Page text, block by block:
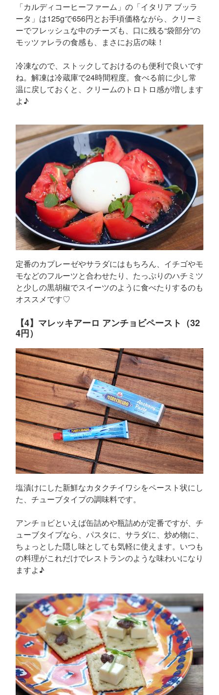
「カルディコーヒーファーム」の「イタリア ブッラ
ータ」は125gで656円とお手頃価格ながら、クリーミ
ーでフレッシュな中のチーズも、口に残る“袋部分”の
モッツァレラの食感も、まさにお店の味！
冷凍なので、ストックしておけるのも便利で良いです
ね。解凍は冷蔵庫で24時間程度。食べる前に少し常
温に戻しておくと、クリームのトロトロ感が増します
よ♪
定番のカプレーゼやサラダにはもちろん、イチゴやモ
モなどのフルーツと合わせたり、たっぷりのハチミツ
と少しの黒胡椒でスイーツのように食べたりするのも
オススメです♡
【4】マレッキアーロ アンチョビペースト（32
4円）
塩漬けにした新鮮なカタクチイワシをペースト状にし
た、チューブタイプの調味料です。
アンチョビといえば缶詰めや瓶詰めが定番ですが、チ
ューブタイプなら、パスタに、サラダに、炒め物に、
ちょっとした隠し味としても気軽に使えます。いつも
の料理がこれだけでレストランのような味わいになり
ますよ♪